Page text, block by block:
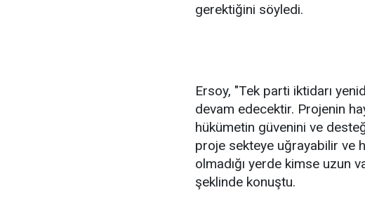
gerektiğini söyledi.
Ersoy, "Tek parti iktidarı
devam edecektir. Projenin
hükümetin güvenini ve
proje sekteye uğrayabilir ve
olmadığı yerde kimse uzun
şeklinde konuştu.